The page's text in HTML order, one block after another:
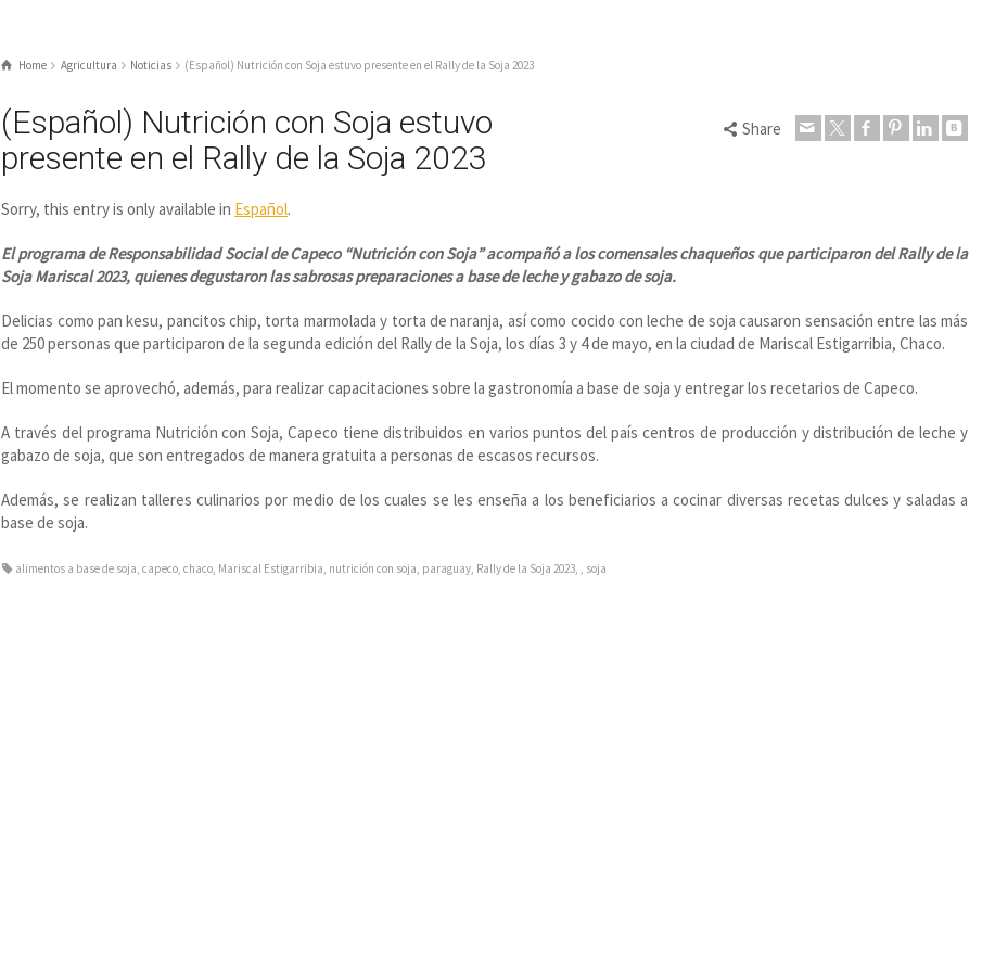
Home Agricultura Noticias (Español) Nutrición con Soja estuvo presente en el Rally de la Soja 2023
(Español) Nutrición con Soja estuvo
presente en el Rally de la Soja 2023
Share
Sorry, this entry is only available in Español.
El programa de Responsabilidad Social de Capeco “Nutrición con Soja” acompañó a los comensales chaqueños que participaron del Rally de la
Soja Mariscal 2023, quienes degustaron las sabrosas preparaciones a base de leche y gabazo de soja.
Delicias como pan kesu, pancitos chip, torta marmolada y torta de naranja, así como cocido con leche de soja causaron sensación entre las más
de 250 personas que participaron de la segunda edición del Rally de la Soja, los días 3 y 4 de mayo, en la ciudad de Mariscal Estigarribia, Chaco.
El momento se aprovechó, además, para realizar capacitaciones sobre la gastronomía a base de soja y entregar los recetarios de Capeco.
A través del programa Nutrición con Soja, Capeco tiene distribuidos en varios puntos del país centros de producción y distribución de leche y
gabazo de soja, que son entregados de manera gratuita a personas de escasos recursos.
Además, se realizan talleres culinarios por medio de los cuales se les enseña a los beneficiarios a cocinar diversas recetas dulces y saladas a
base de soja.
alimentos a base de soja,capeco,chaco, Mariscal Estigarribia, nutrición con soja, paraguay, Rally de la Soja 2023, , soja